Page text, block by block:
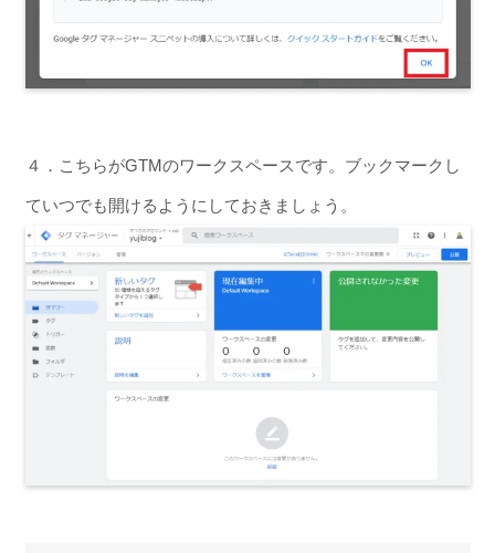
４．こちらがGTMのワークスペースです。ブックマークし
ていつでも開けるようにしておきましょう。